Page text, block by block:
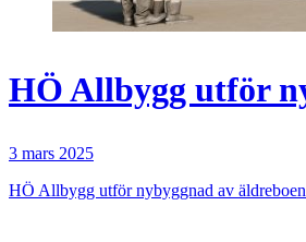
HÖ Allbygg utför
3 mars 2025
HÖ Allbygg utför nybyggnad av